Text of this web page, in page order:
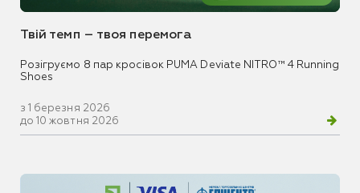
Твій темп – твоя перемога
Розігруємо 8 пар кросівок PUMA Deviate NITRO™ 4 Running
Shoes
з 1 березня 2026
до 10 жовтня 2026